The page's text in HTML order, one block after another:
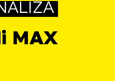
MAX